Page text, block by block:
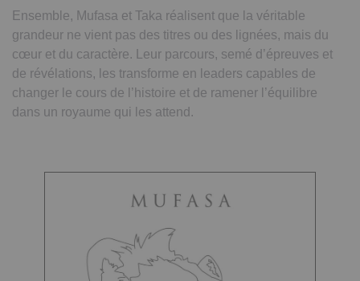
Ensemble, Mufasa et Taka réalisent que la véritable
grandeur ne vient pas des titres ou des lignées, mais du
cœur et du caractère. Leur parcours, semé d’épreuves et
de révélations, les transforme en leaders capables de
changer le cours de l’histoire et de ramener l’équilibre
dans un royaume qui les attend.